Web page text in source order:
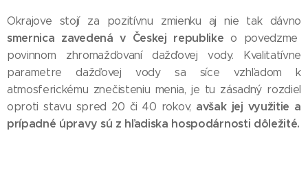
Okrajove stojí za pozitívnu zmienku aj nie tak dávno
smernica zavedená v Českej republike o povedzme
povinnom zhromažďovaní dažďovej vody. Kvalitatívne
parametre dažďovej vody sa síce vzhľadom k
atmosferickému znečisteniu menia, je tu zásadný rozdiel
oproti stavu spred 20 či 40 rokov, avšak jej využitie a
prípadné úpravy sú z hľadiska hospodárnosti dôležité.